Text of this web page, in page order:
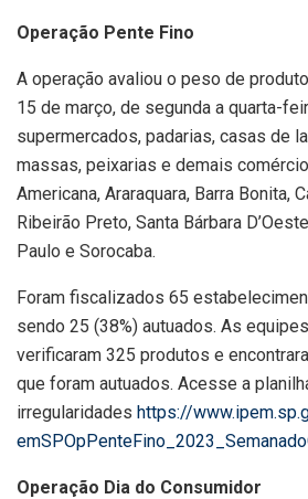
Operação Pente Fino
A operação avaliou o peso de
15 de março, de segunda a quarta-
supermercados, padarias, casas de
massas, peixarias e demais
Americana, Araraquara, Barra Bonita,
Ribeirão Preto, Santa Bárbara
Paulo e Sorocaba.
Foram fiscalizados 65
sendo 25 (38%) autuados. As
verificaram 325 produtos e
que foram autuados. Acesse a
irregularidades https://
Operação Dia do Consumidor